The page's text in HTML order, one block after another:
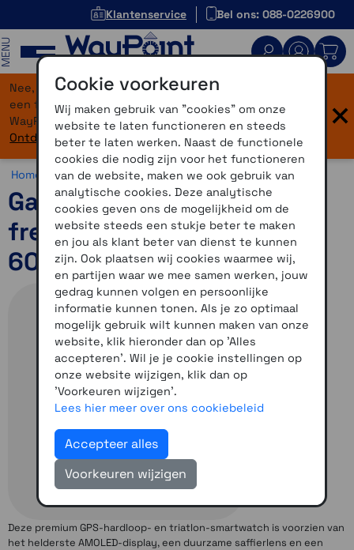
Klantenservice Bel ons: 088-0226900
Nee, je bent niet verdwaald! Onze website heeft
een flinke upgrade gekregen. Dezelfde vertrouwde
WayPoint-service, maar dan in een modern jasje.
Ontdek hier wat er allemaal nieuw is.
×
Home >Horloges >Sporten >Garmin Forerunner 970
Garmin Forerunner 970
french grey indigo - HRM
600 XS-S
Deze premium GPS-hardloop- en triatlon-smartwatch is voorzien van
het helderste AMOLED-display, een duurzame saffierlens en een
Cookie voorkeuren
Wij maken gebruik van "cookies" om onze
website te laten functioneren en steeds
beter te laten werken. Naast de functionele
cookies die nodig zijn voor het functioneren
van de website, maken we ook gebruik van
analytische cookies. Deze analytische
cookies geven ons de mogelijkheid om de
website steeds een stukje beter te maken
en jou als klant beter van dienst te kunnen
zijn. Ook plaatsen wij cookies waarmee wij,
en partijen waar we mee samen werken, jouw
gedrag kunnen volgen en persoonlijke
informatie kunnen tonen. Als je zo optimaal
mogelijk gebruik wilt kunnen maken van onze
website, klik hieronder dan op 'Alles
accepteren'. Wil je je cookie instellingen op
onze website wijzigen, klik dan op
'Voorkeuren wijzigen'.
Lees hier meer over ons cookiebeleid
Accepteer alles
Voorkeuren wijzigen